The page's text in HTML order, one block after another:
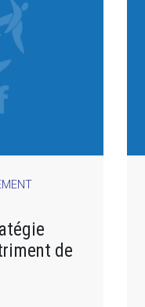
de